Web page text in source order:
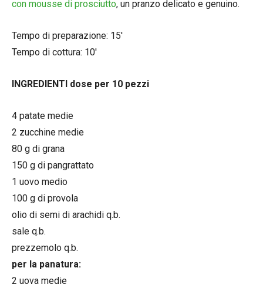
con mousse di prosciutto, un pranzo delicato e genuino.
Tempo di preparazione: 15′
Tempo di cottura: 10′
INGREDIENTI dose per 10 pezzi
4 patate medie
2 zucchine medie
80 g di grana
150 g di pangrattato
1 uovo medio
100 g di provola
olio di semi di arachidi q.b.
sale q.b.
prezzemolo q.b.
per la panatura:
2 uova medie